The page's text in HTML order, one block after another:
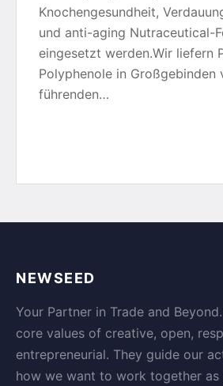
Knochengesundheit,
und anti-aging Nutraceutical-
eingesetzt werden.Wir liefern
Polyphenole in Großgebinden
führenden…
NEWSEED
Your Partner in Trade and
core values of creative, open,
entrepreneurial. They guide our
how we want to work together as